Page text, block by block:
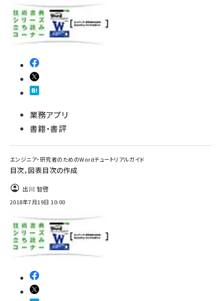
業務アプリ
書籍・書評
エンジニア・研究者のためのWordチュートリアルガイド
目次，図表目次の作成
出川 智啓
2018年7月19日 10:00